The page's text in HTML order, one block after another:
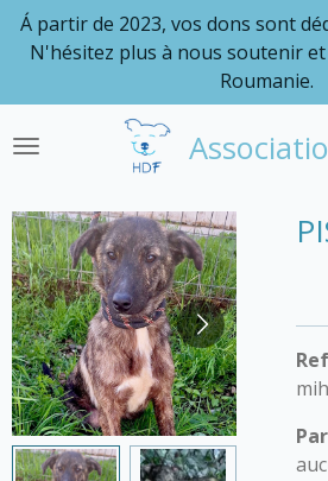
Passer
principal
Á partir de 2023, vos dons sont
N'hésitez plus à nous soutenir
Roumanie.